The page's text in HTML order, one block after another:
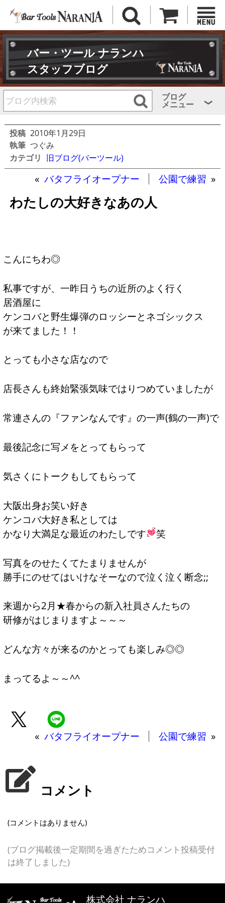
バー・ツール ナランハ
スタッフブログ
ブログ
メニュー
投稿 2010年1月29日
執筆 つぐみ
カテゴリ 旧ブログ(バーツール)
« バタフライオープナー 公園で練習 »
わたしの大好きなあの人
こんにちわ◎
私事ですが、一昨日うちの近所のよく行く
居酒屋に
ケンコバと野生爆弾のロッシーとネゴシックス
が来てました！！
とっても小さな店なので
店長さんも終始緊張気味ではりつめていましたが
常連さんの『ファンなんです』の一声(鶴の一声)で
最後記念に写メをとってもらって
気さくにトークもしてもらって
大阪出身お笑い好き
ケンコバ大好き私としては
かなり大満足な最近のわたしです
笑
写真をのせたくてたまりませんが
勝手にのせてはいけなそーなので泣く泣く断念;;
来週から2月★春からの新入社員さんたちの
研修がはじまりますよ～～～
どんな方々が来るのかとっても楽しみ◎◎
まってるよ～～^^
« バタフライオープナー 公園で練習 »
コメント
(コメントはありません)
(ブログ掲載後一定期間を過ぎたためコメント投稿受付
は終了しました)
株式会社 ナランハ